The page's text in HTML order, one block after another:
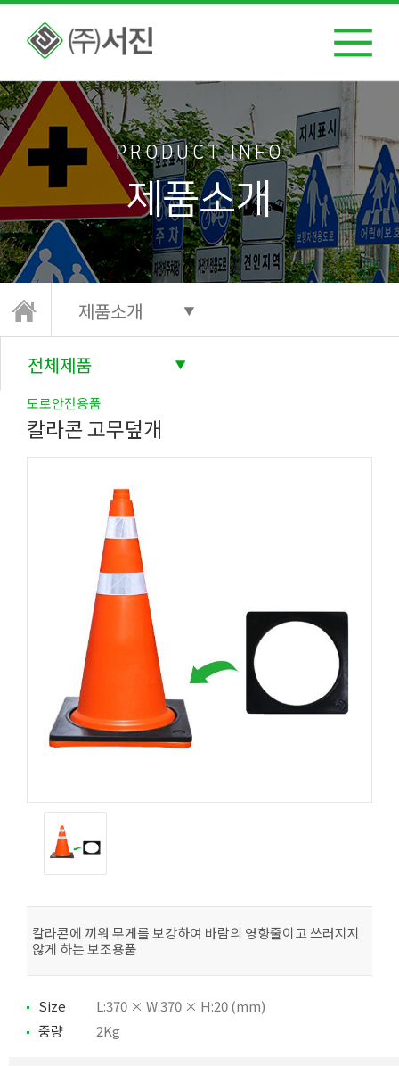
PRODUCT INFO
제품소개
제품소개
전체제품
도로안전용품
칼라콘 고무덮개
칼라콘에 끼워 무게를 보강하여 바람의 영향줄이고 쓰러지지
않게 하는 보조용품
Size
L:370 × W:370 × H:20 (mm)
중량
2Kg